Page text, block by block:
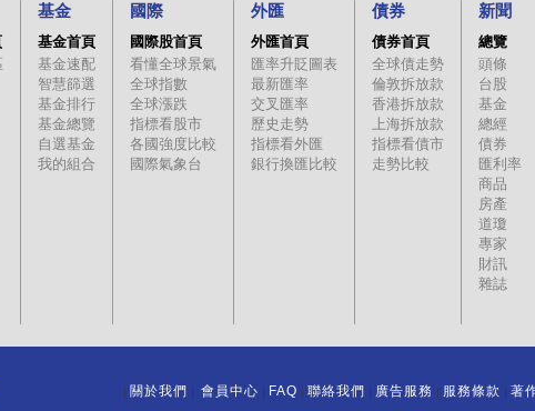
基金
基金首頁
基金速配
智慧篩選
基金排行
基金總覽
自選基金
我的組合
國際
國際股首頁
看懂全球景氣
全球指數
全球漲跌
指標看股市
各國強度比較
國際氣象台
外匯
外匯首頁
匯率升貶圖表
最新匯率
交叉匯率
歷史走勢
指標看外匯
銀行換匯比較
債券
債券首頁
全球債走勢
倫敦拆放款
香港拆放款
上海拆放款
指標看債市
走勢比較
新聞
總覽
頭條
台股
基金
總經
債券
匯利率
商品
房產
道瓊
專家
財訊
雜誌
關於我們 會員中心 FAQ 聯絡我們 廣告服務 服務條款 著